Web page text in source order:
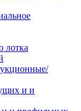
лотка
и и